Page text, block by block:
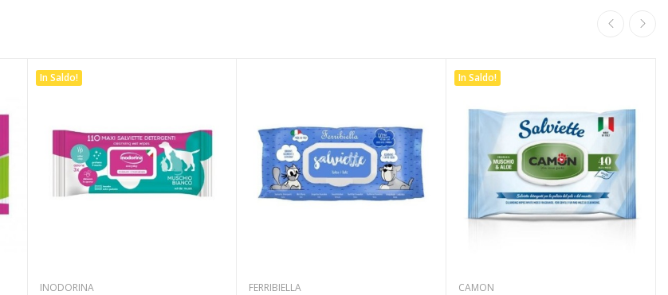
In Saldo!
INODORINA
FERRIBIELLA
In Saldo!
CAMON